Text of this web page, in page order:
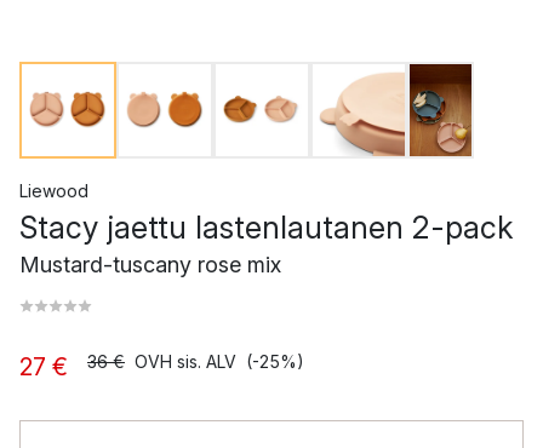
Liewood
Stacy jaettu lastenlautanen 2-pack
Mustard-tuscany rose mix
27 € 36 € OVH sis. ALV (-25%)